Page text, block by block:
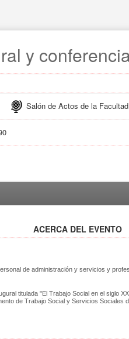
y
Salón de Actos de la
ACERCA DEL EVENTO
de administración y servicios y
titulada "El Trabajo Social en el siglo
de Trabajo Social y Servicios Sociales